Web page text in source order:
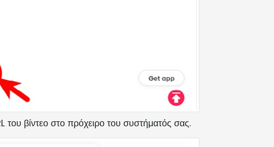
βίντεο στο πρόχειρο του συστήματός σας.